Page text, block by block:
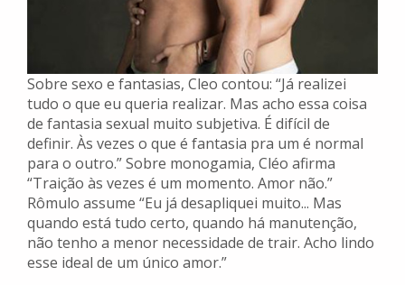
Sobre sexo e fantasias, Cleo contou: “Já realizei
tudo o que eu queria realizar. Mas acho essa coisa
de fantasia sexual muito subjetiva. É difícil de
definir. Às vezes o que é fantasia pra um é normal
para o outro.” Sobre monogamia, Cléo afirma
“Traição às vezes é um momento. Amor não.”
Rômulo assume “Eu já desapliquei muito... Mas
quando está tudo certo, quando há manutenção,
não tenho a menor necessidade de trair. Acho lindo
esse ideal de um único amor.”